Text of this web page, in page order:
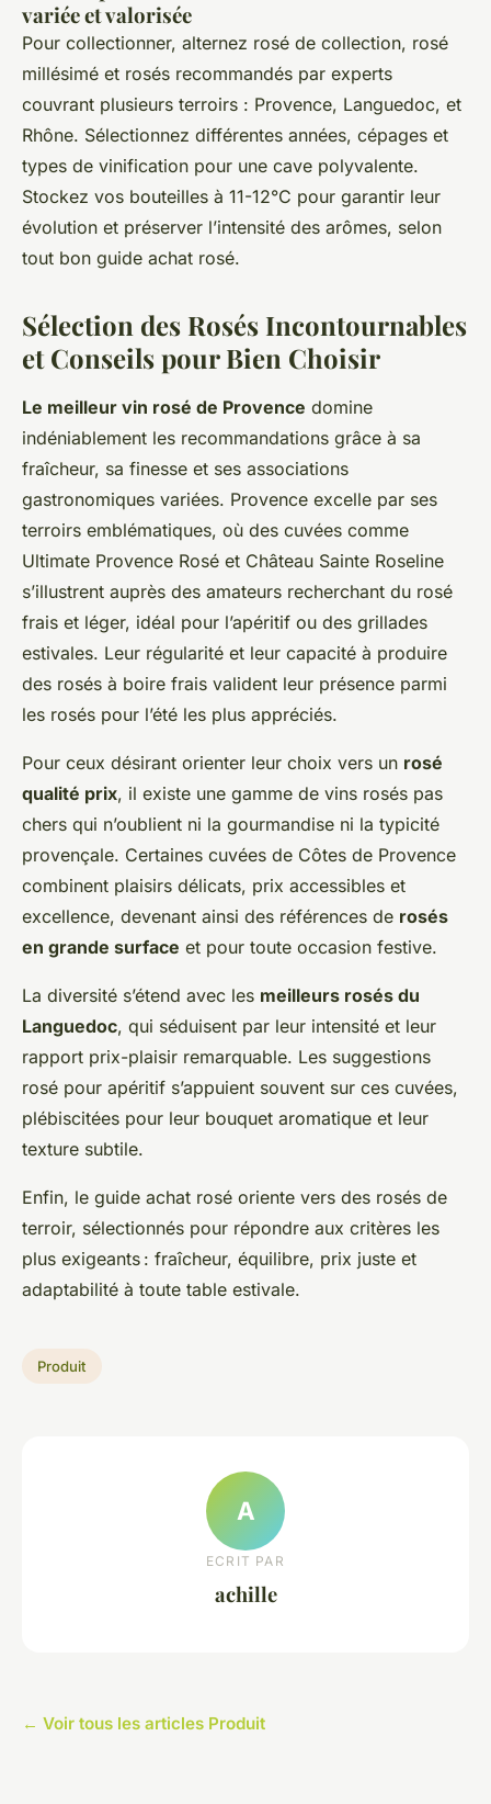
variée et valorisée
Pour collectionner, alternez rosé de collection, rosé
millésimé et rosés recommandés par experts
couvrant plusieurs terroirs : Provence, Languedoc, et
Rhône. Sélectionnez différentes années, cépages et
types de vinification pour une cave polyvalente.
Stockez vos bouteilles à 11-12°C pour garantir leur
évolution et préserver l’intensité des arômes, selon
tout bon guide achat rosé.
Sélection des Rosés Incontournables
et Conseils pour Bien Choisir
Le meilleur vin rosé de Provence domine
indéniablement les recommandations grâce à sa
fraîcheur, sa finesse et ses associations
gastronomiques variées. Provence excelle par ses
terroirs emblématiques, où des cuvées comme
Ultimate Provence Rosé et Château Sainte Roseline
s’illustrent auprès des amateurs recherchant du rosé
frais et léger, idéal pour l’apéritif ou des grillades
estivales. Leur régularité et leur capacité à produire
des rosés à boire frais valident leur présence parmi
les rosés pour l’été les plus appréciés.
Pour ceux désirant orienter leur choix vers un rosé
qualité prix, il existe une gamme de vins rosés pas
chers qui n’oublient ni la gourmandise ni la typicité
provençale. Certaines cuvées de Côtes de Provence
combinent plaisirs délicats, prix accessibles et
excellence, devenant ainsi des références de rosés
en grande surface et pour toute occasion festive.
La diversité s’étend avec les meilleurs rosés du
Languedoc, qui séduisent par leur intensité et leur
rapport prix-plaisir remarquable. Les suggestions
rosé pour apéritif s’appuient souvent sur ces cuvées,
plébiscitées pour leur bouquet aromatique et leur
texture subtile.
Enfin, le guide achat rosé oriente vers des rosés de
terroir, sélectionnés pour répondre aux critères les
plus exigeants : fraîcheur, équilibre, prix juste et
adaptabilité à toute table estivale.
Produit
A
ECRIT PAR
achille
← Voir tous les articles Produit